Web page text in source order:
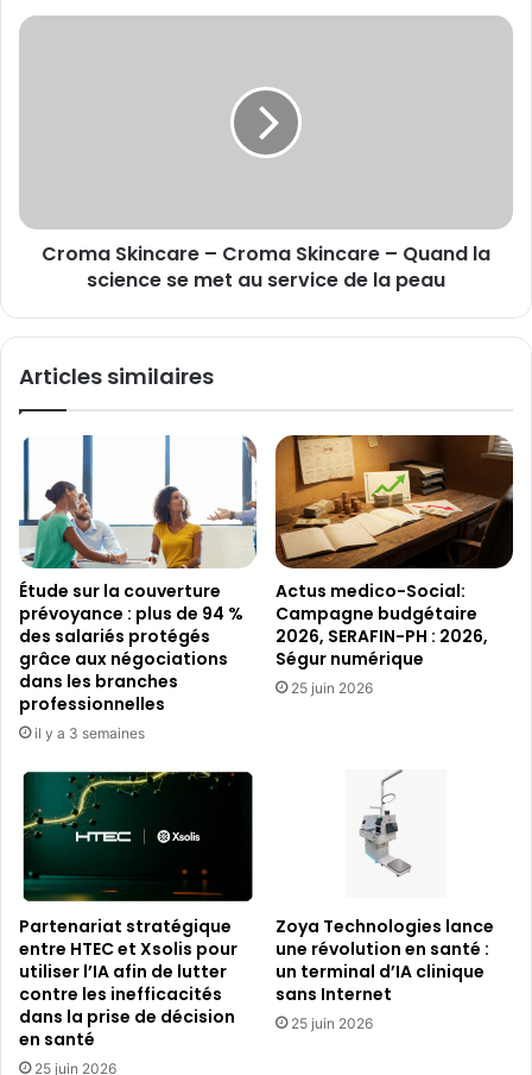
dû
en
charge
Croma
science
la
Croma Skincare – Croma Skincare – Quand la
science se met au service de la peau
Articles similaires
Étude sur la couverture
prévoyance : plus de 94 %
des salariés protégés
grâce aux négociations
dans les branches
professionnelles
il y a 3 semaines
Actus medico-Social:
Campagne budgétaire
2026, SERAFIN-PH : 2026,
Ségur numérique
25 juin 2026
Partenariat stratégique
entre HTEC et Xsolis pour
utiliser l’IA afin de lutter
contre les inefficacités
dans la prise de décision
en santé
25 juin 2026
Zoya Technologies lance
une révolution en santé :
un terminal d’IA clinique
sans Internet
25 juin 2026